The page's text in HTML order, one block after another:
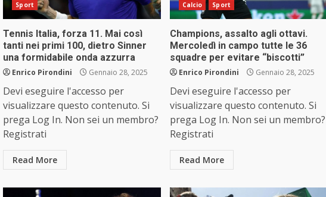
Sport
Tennis Italia, forza 11. Mai così
tanti nei primi 100, dietro Sinner
una formidabile onda azzurra
Enrico Pirondini Gennaio 28, 2025
Devi eseguire l'accesso per
visualizzare questo contenuto. Si
prega Log In. Non sei un membro?
Registrati
Read More
Calcio Sport
Champions, assalto agli ottavi.
Mercoledì in campo tutte le 36
squadre per evitare “biscotti”
Enrico Pirondini Gennaio 28, 2025
Devi eseguire l'accesso per
visualizzare questo contenuto. Si
prega Log In. Non sei un membro?
Registrati
Read More